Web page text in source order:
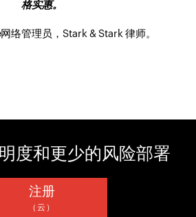
格实惠。
网络管理员，Stark & Stark 律师。
度和更少的风险部署
注册
（云）